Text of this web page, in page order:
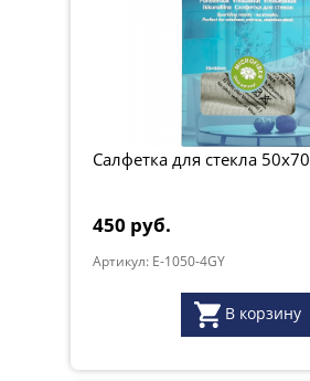
Салфетка для стекла 50x70
450 руб.
Артикул: E-1050-4GY
В корзину